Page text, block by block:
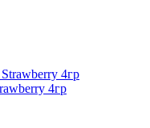
4гр